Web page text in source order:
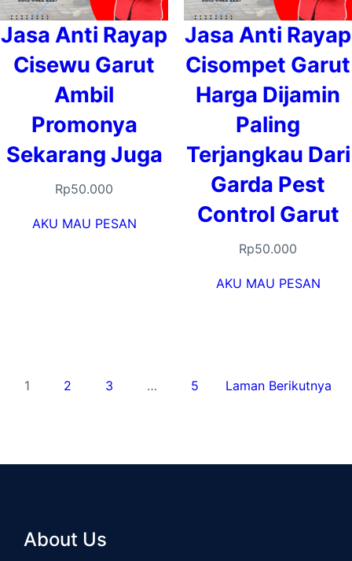
Jasa Anti Rayap
Cisewu Garut
Ambil
Promonya
Sekarang Juga
Rp50.000
AKU MAU PESAN
Jasa Anti Rayap
Cisompet Garut
Harga Dijamin
Paling
Terjangkau Dari
Garda Pest
Control Garut
Rp50.000
AKU MAU PESAN
1 2 3 … 5 Laman Berikutnya
About Us